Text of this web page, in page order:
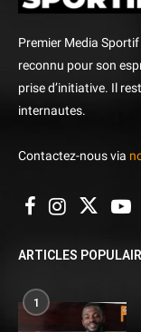
Premier Media Sportif
reconnu pour son
prise d’initiative. Il
internautes.
Contactez-nous via
ARTICLES
1